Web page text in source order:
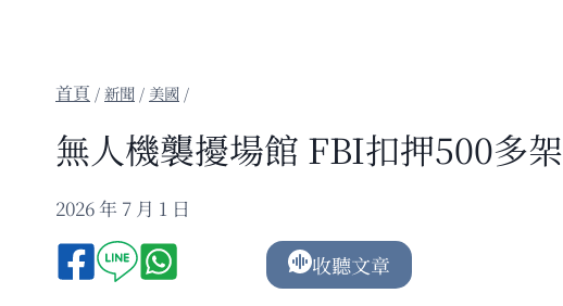
/新聞 / 美國 /
無人機襲擾場館 FBI扣押500多架
2026 年 7 月 1 日
收聽文章